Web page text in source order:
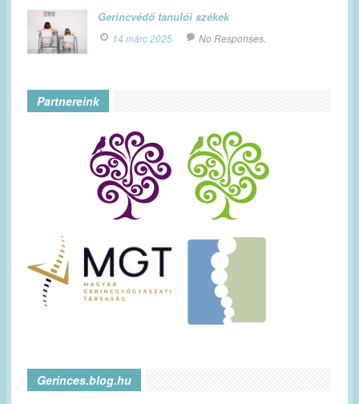
Gerincvédő tanulói székek
14 márc 2025 No Responses.
Partnereink
Gerinces.blog.hu